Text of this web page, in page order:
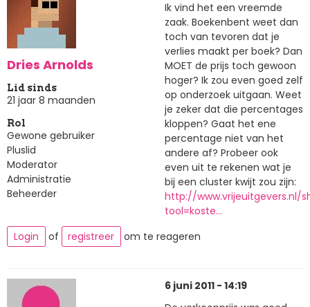
Dries Arnolds
Lid sinds
21 jaar 8 maanden
Rol
Gewone gebruiker
Pluslid
Moderator
Administratie
Beheerder
Ik vind het een vreemde
zaak. Boekenbent weet dan
toch van tevoren dat je
verlies maakt per boek? Dan
MOET de prijs toch gewoon
hoger? Ik zou even goed zelf
op onderzoek uitgaan. Weet
je zeker dat die percentages
kloppen? Gaat het ene
percentage niet van het
andere af? Probeer ook
even uit te rekenen wat je
bij een cluster kwijt zou zijn:
http://www.vrijeuitgevers.nl/
tool=koste…
Login
of registreer om te reageren
6 juni 2011 - 14:19